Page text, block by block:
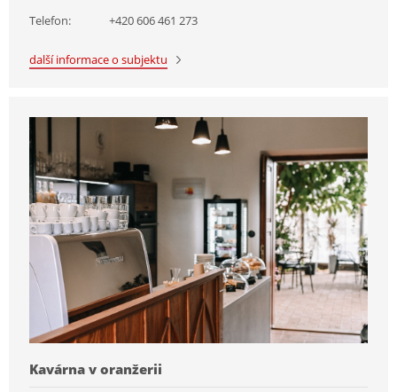
Telefon: +420 606 461 273
další informace o subjektu
Kavárna v oranžerii